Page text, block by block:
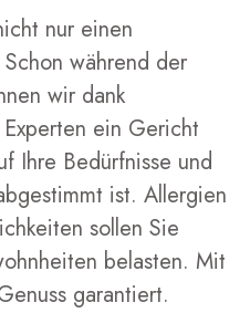
nur einen
während der
wir dank
ein Gericht
Ihre Bedürfnisse und
ist. Allergien
sollen Sie
belasten. Mit
garantiert.